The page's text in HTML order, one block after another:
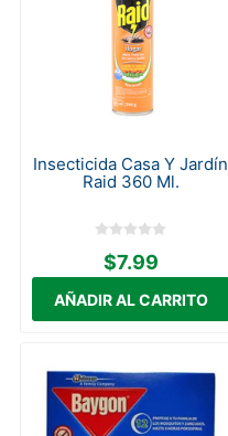
Insecticida Casa Y Jardín
Raid 360 Ml.
$7.99